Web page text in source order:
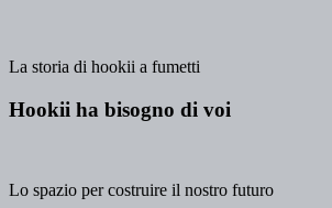
La storia di hookii a fumetti
Hookii ha bisogno di voi
Lo spazio per costruire il nostro futuro